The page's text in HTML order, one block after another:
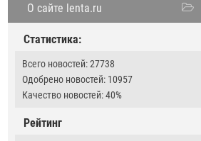
О сайте lenta.ru
Статистика:
Всего новостей: 27738
Одобрено новостей: 10957
Качество новостей: 40%
Рейтинг